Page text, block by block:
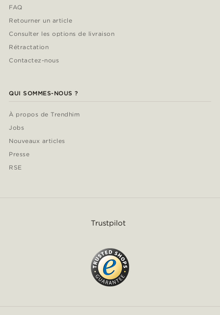
FAQ
Retourner un article
Consulter les options de livraison
Rétractation
Contactez-nous
QUI SOMMES-NOUS ?
À propos de Trendhim
Jobs
Nouveaux articles
Presse
RSE
Trustpilot